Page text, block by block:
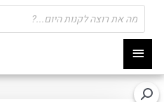
תפריט
ראשי
Products
search